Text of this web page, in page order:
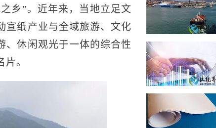
乡”。近年来，当地立足文
宣纸产业与全域旅游、文化
、休闲观光于一体的综合性
。